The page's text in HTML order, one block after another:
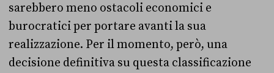
sarebbero meno ostacoli economici e
burocratici per portare avanti la sua
realizzazione. Per il momento, però, una
decisione definitiva su questa classificazione